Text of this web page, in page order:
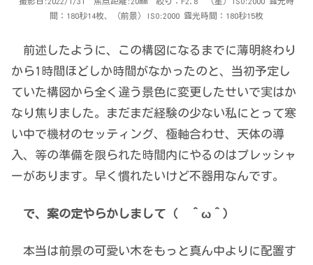
間：180秒14枚、（前景）ISO:2000 露光時間：180秒15枚
前述したように、この構図になるまでに薄明終わり
から1時間ほどしか時間がなかったのと、当初予定し
ていた構図から全く違う景色に変更したせいで実はか
なり焦りました。まだまだ経験の少ない私にとって寒
い中で機材のセッティング、極軸合わせ、天体の導
入、等の準備を限られた時間内にやるのはプレッシャ
ーがあります。早く慣れたいけど不器用なんです。
で、案の定やらかしまして（ ＾ω＾）
本当は前景の可愛い木をもっと真ん中よりに配置す